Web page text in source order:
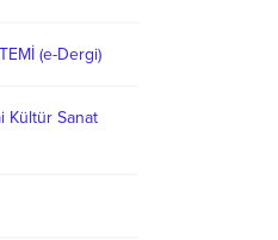
(e-Dergi)
Kültür Sanat